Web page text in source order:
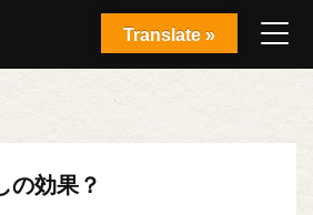
の効果？
Translate »